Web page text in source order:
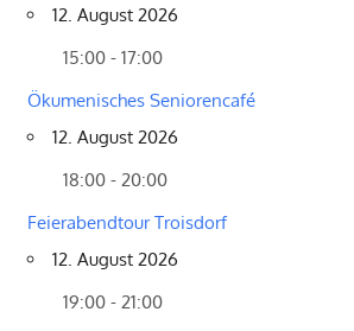
12. August 2026
15:00 - 17:00
Ökumenisches Seniorencafé
12. August 2026
18:00 - 20:00
Feierabendtour Troisdorf
12. August 2026
19:00 - 21:00